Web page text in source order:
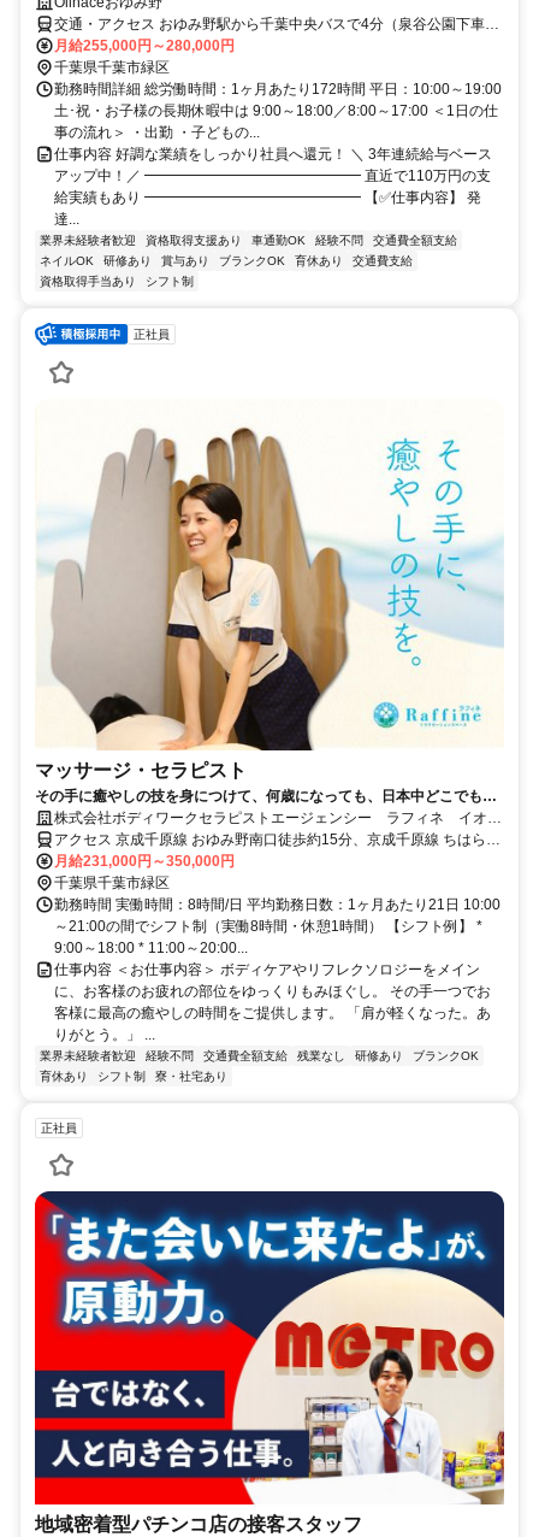
交通・アクセス おゆみ野駅から千葉中央バスで4分（泉谷公園下車）
または徒歩で20分
月給255,000円～280,000円
千葉県千葉市緑区
勤務時間詳細 総労働時間：1ヶ月あたり172時間 平日：10:00～19:00
土･祝・お子様の長期休暇中は 9:00～18:00／8:00～17:00 ＜1日の仕
事の流れ＞ ・出勤 ・子どもの...
仕事内容 好調な業績をしっかり社員へ還元！ ＼ 3年連続給与ベース
アップ中！／ ━━━━━━━━━━━━━━━ 直近で110万円の支
給実績もあり ━━━━━━━━━━━━━━━ 【✅仕事内容】 発
達...
業界未経験者歓迎 資格取得支援あり 車通勤OK 経験不問
交通費全額支給
ネイルOK
研修あり 賞与あり ブランクOK 育休あり
交通費支給
資格取得手当あり
シフト制
正社員
マッサージ・セラピスト
その手に癒やしの技を身につけて、何歳になっても、日本中どこでも働
けるセラピストの第一歩を踏み出しませんか。
株式会社ボディワークセラピストエージェンシー ラフィネ イオン
タウンおゆみ野店
アクセス 京成千原線 おゆみ野南口徒歩約15分、京成千原線 ちはら台
西側出口徒歩約18分、京成千原線 学園前（千葉県）出入口1徒歩約35
分 最寄駅：おゆみ野駅
月給231,000円～350,000円
千葉県千葉市緑区
勤務時間 実働時間：8時間/日 平均勤務日数：1ヶ月あたり21日 10:00
～21:00の間でシフト制（実働8時間・休憩1時間） 【シフト例】 *
9:00～18:00 * 11:00～20:00...
仕事内容 ＜お仕事内容＞ ボディケアやリフレクソロジーをメイン
に、お客様のお疲れの部位をゆっくりもみほぐし。 その手一つでお
客様に最高の癒やしの時間をご提供します。 「肩が軽くなった。あ
りがとう。」 ...
業界未経験者歓迎 経験不問 交通費全額支給 残業なし 研修あり
ブランクOK
育休あり
シフト制 寮・社宅あり
正社員
地域密着型パチンコ店の接客スタッフ